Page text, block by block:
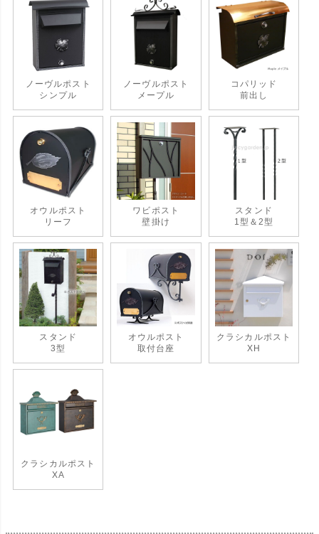
ノーヴルポスト
シンプル
ノーヴルポスト
メープル
コパリッド
前出し
オウルポスト
リーフ
ワビポスト
壁掛け
スタンド
1型＆2型
スタンド
3型
オウルポスト
取付台座
クラシカルポスト
XH
クラシカルポスト
XA